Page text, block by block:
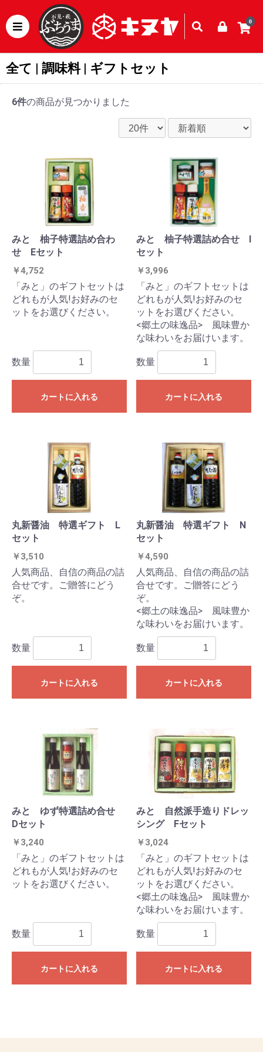
0
全て | 調味料 | ギフトセット
6件の商品が見つかりました
みと 柚子特選詰め合わ
せ Eセット
￥4,752
「みと」のギフトセットは
どれもが人気!お好みのセ
ットをお選びください。
数量
カートに入れる
みと 柚子特選詰め合せ I
セット
￥3,996
「みと」のギフトセットは
どれもが人気!お好みのセ
ットをお選びください。
<郷土の味逸品> 風味豊か
な味わいをお届けいます。
数量
カートに入れる
丸新醤油 特選ギフト L
セット
￥3,510
人気商品、自信の商品の詰
合せです。ご贈答にどう
ぞ。
数量
カートに入れる
丸新醤油 特選ギフト N
セット
￥4,590
人気商品、自信の商品の詰
合せです。ご贈答にどう
ぞ。
<郷土の味逸品> 風味豊か
な味わいをお届けいます。
数量
カートに入れる
みと ゆず特選詰め合せ
Dセット
￥3,240
「みと」のギフトセットは
どれもが人気!お好みのセ
ットをお選びください。
数量
カートに入れる
みと 自然派手造りドレッ
シング Fセット
￥3,024
「みと」のギフトセットは
どれもが人気!お好みのセ
ットをお選びください。
<郷土の味逸品> 風味豊か
な味わいをお届けいます。
数量
カートに入れる